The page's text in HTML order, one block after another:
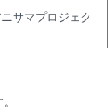
サマプロジェク